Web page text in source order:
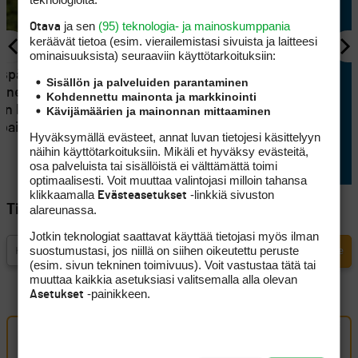
KILPAGOLF
Mikko Korhonen toipui
katastrofialusta ja väänsi
kierroksensa miinukselle:
hyviä,
Tilaa Golfpisteen uutiskirje
Otava ja sen (95) teknologia- ja mainoskumppania
keräävät tietoa (esim. vierailemis­tasi sivuista ja laitteesi
ominaisuuk­sista) seuraaviin käyttötarkoituksiin:
Sisällön ja palveluiden parantaminen
Kohdennettu mainonta ja markkinointi
Kävijämäärien ja mainonnan mittaaminen
Hyväksymällä evästeet, annat luvan tietojesi käsittelyyn
näihin käyttötarkoituksiin. Mikäli et hyväksy evästeitä,
osa palveluista tai sisällöistä ei välttämättä toimi
optimaalisesti. Voit muuttaa valintojasi milloin tahansa
klikkaamalla Evästeasetukset -linkkiä sivuston
alareunassa.
Jotkin teknologiat saattavat käyttää tietojasi myös ilman
suostumustasi, jos niillä on siihen oikeutettu peruste
(esim. sivun tekninen toimivuus). Voit vastustaa tätä tai
muuttaa kaikkia asetuksiasi valitsemalla alla olevan
Asetukset -painikkeen.